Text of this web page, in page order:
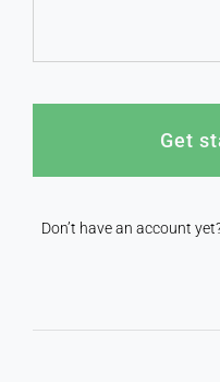
Get
Don’t have an account